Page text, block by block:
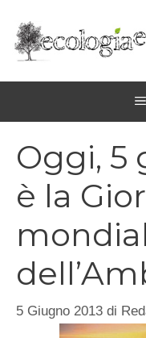
contenuto
Oggi, 5
è la
5 Giugno 2013 di